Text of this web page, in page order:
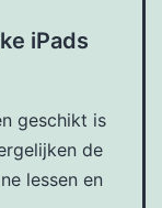
iPads
geschikt is
de
lessen en